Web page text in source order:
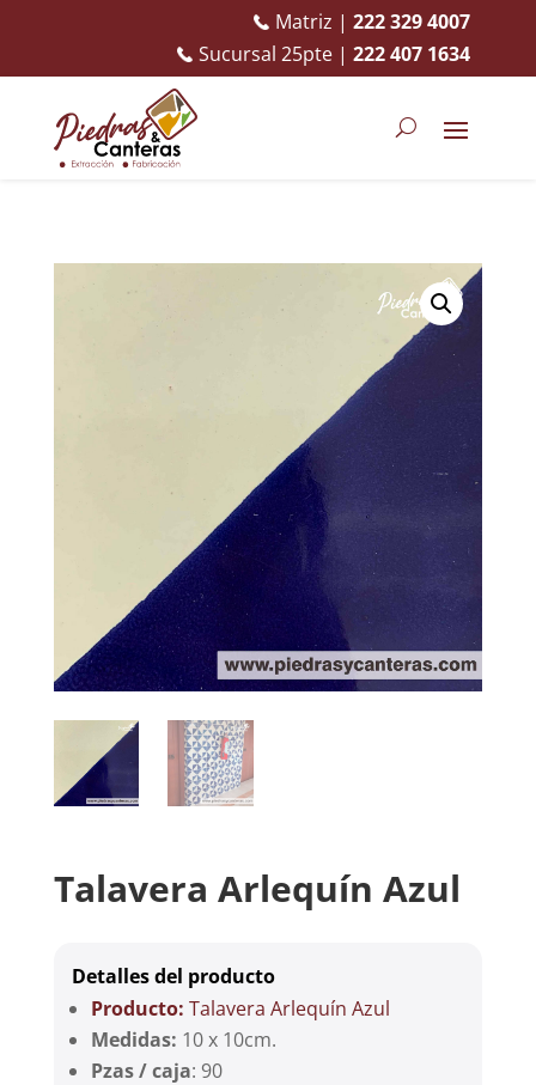
Matriz | 222 329 4007
Sucursal 25pte | 222 407 1634
Talavera Arlequín Azul
Detalles del producto
Producto: Talavera Arlequín Azul
Medidas: 10 x 10cm.
Pzas / caja: 90